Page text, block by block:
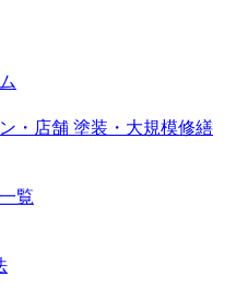
・店舗 塗装・大規模修繕
覧